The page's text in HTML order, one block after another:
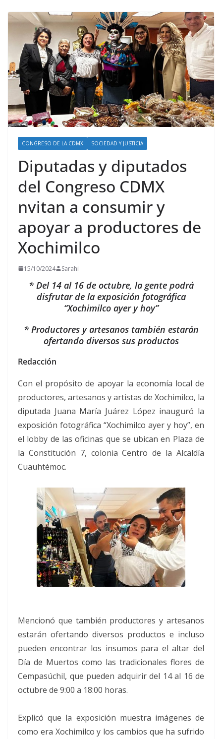
CONGRESO DE LA CDMX SOCIEDAD Y JUSTICIA
Diputadas y diputados
del Congreso CDMX
nvitan a consumir y
apoyar a productores de
Xochimilco
15/10/2024 Sarahi
* Del 14 al 16 de octubre, la gente podrá
disfrutar de la exposición fotográfica
“Xochimilco ayer y hoy”
* Productores y artesanos también estarán
ofertando diversos sus productos
Redacción
Con el propósito de apoyar la economía local de
productores, artesanos y artistas de Xochimilco, la
diputada Juana María Juárez López inauguró la
exposición fotográfica “Xochimilco ayer y hoy”, en
el lobby de las oficinas que se ubican en Plaza de
la Constitución 7, colonia Centro de la Alcaldía
Cuauhtémoc.
Mencionó que también productores y artesanos
estarán ofertando diversos productos e incluso
pueden encontrar los insumos para el altar del
Día de Muertos como las tradicionales flores de
Cempasúchil, que pueden adquirir del 14 al 16 de
octubre de 9:00 a 18:00 horas.
Explicó que la exposición muestra imágenes de
como era Xochimilco y los cambios que ha sufrido